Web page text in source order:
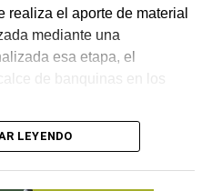
realiza el aporte de material
mediante una
esa etapa, el
de banquinas en los
LEYENDO